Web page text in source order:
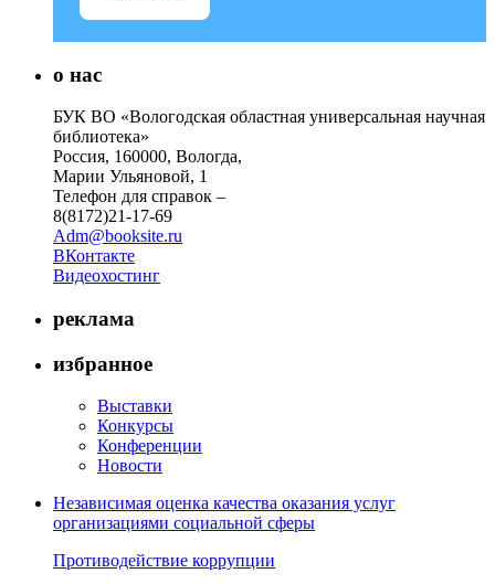
о нас
БУК ВО «Вологодская областная универсальная научная
библиотека»
Россия, 160000, Вологда,
Марии Ульяновой, 1
Телефон для справок –
8(8172)21-17-69
Adm@booksite.ru
ВКонтакте
Видеохостинг
реклама
избранное
Выставки
Конкурсы
Конференции
Новости
Независимая оценка качества оказания услуг
организациями социальной сферы
Противодействие коррупции